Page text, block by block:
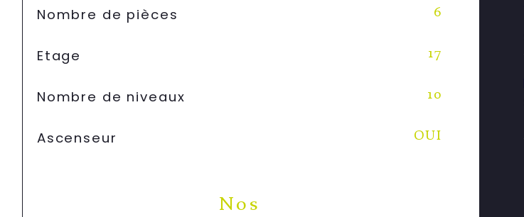
Nombre de pièces 6
Etage 17
Nombre de niveaux 10
Ascenseur OUI
Nos